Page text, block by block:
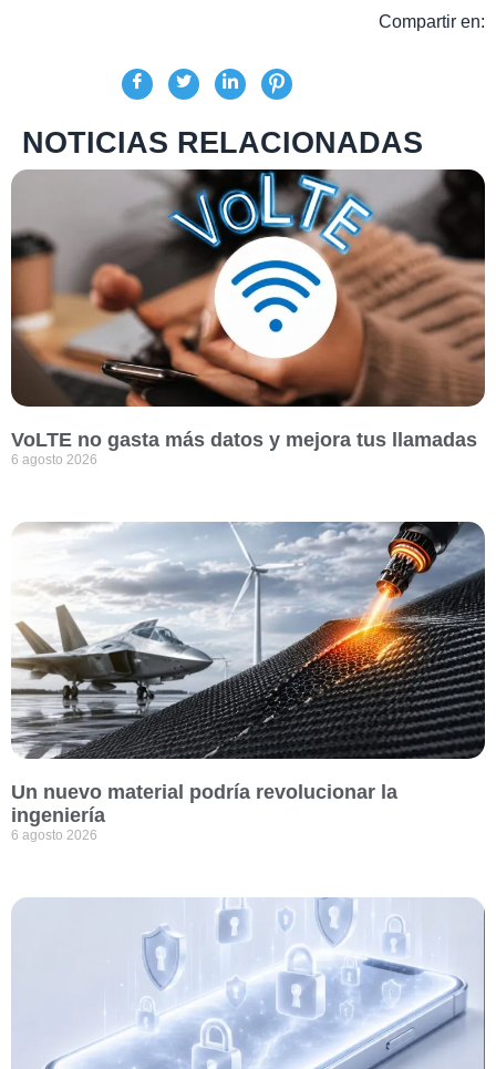
Compartir en:
NOTICIAS RELACIONADAS
VoLTE no gasta más datos y mejora tus llamadas
6 agosto 2026
Un nuevo material podría revolucionar la
ingeniería
6 agosto 2026